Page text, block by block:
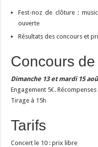
Fest-noz de clôture :
ouverte
Résultats des concours et
Concours
Dimanche 13 et mardi 15
Engagement 5€.
Tirage à 15h
Tarifs
Concert le 10 : prix libre